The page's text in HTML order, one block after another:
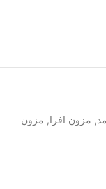
مد, مزون افرا, مزون